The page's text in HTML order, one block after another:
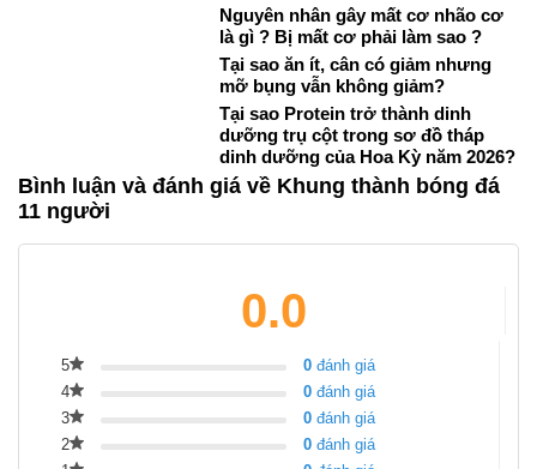
Nguyên nhân gây mất cơ nhão cơ
là gì ? Bị mất cơ phải làm sao ?
Tại sao ăn ít, cân có giảm nhưng
mỡ bụng vẫn không giảm?
Tại sao Protein trở thành dinh
dưỡng trụ cột trong sơ đồ tháp
dinh dưỡng của Hoa Kỳ năm 2026?
Bình luận và đánh giá về Khung thành bóng đá
11 người
0.0
5 0 đánh giá
4
0 đánh giá
3
0 đánh giá
2
0 đánh giá